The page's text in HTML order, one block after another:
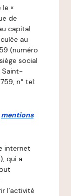
le «
de
capital
au
(numéro
social
Saint-
n° tel:
mentions
internet
qui a
l’activité